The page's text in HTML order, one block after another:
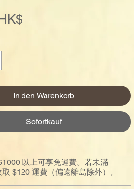
Preis
In den Warenkorb
Sofortkauf
以上可享免運費。若未滿
$120 運費（偏遠離島除外）。